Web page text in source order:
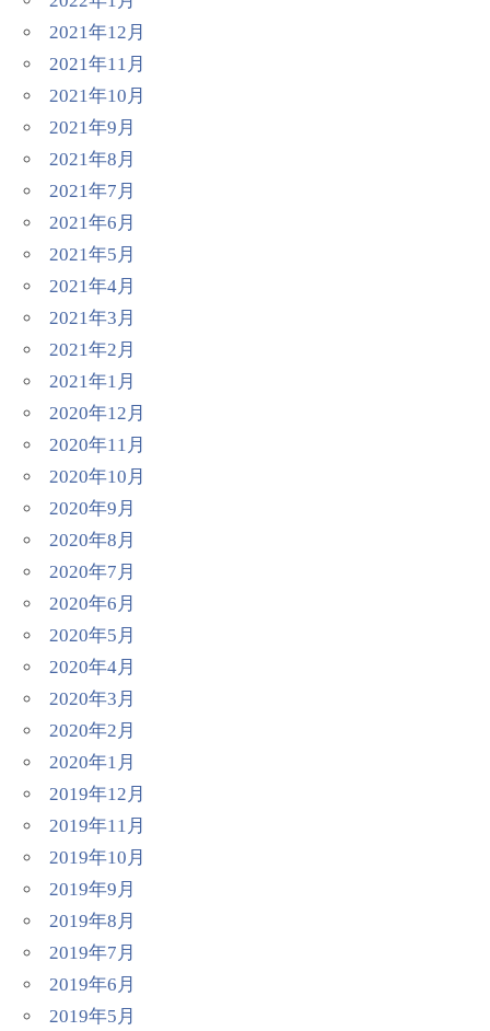
2021年12月
2021年11月
2021年10月
2021年9月
2021年8月
2021年7月
2021年6月
2021年5月
2021年4月
2021年3月
2021年2月
2021年1月
2020年12月
2020年11月
2020年10月
2020年9月
2020年8月
2020年7月
2020年6月
2020年5月
2020年4月
2020年3月
2020年2月
2020年1月
2019年12月
2019年11月
2019年10月
2019年9月
2019年8月
2019年7月
2019年6月
2019年5月